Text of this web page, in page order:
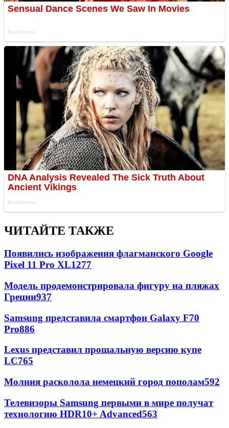
ЧИТАЙТЕ ТАКЖЕ
Появились изображения флагманского Google
Pixel 11 Pro XL1277
Модель продемонстрировала фигуру на пляжах
Греции937
Samsung представила смартфон Galaxy F70
Pro886
Lexus представил прощальную версию купе
LC765
Молния расколола немецкий город пополам592
Телевизоры Samsung первыми в мире получат
технологию HDR10+ Advanced563